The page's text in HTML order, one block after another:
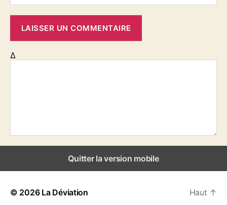
Δ
Quitter la version mobile
© 2026 La Déviation Haut ↑